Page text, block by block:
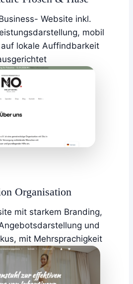
Website inkl.
mobil
lokale Auffindbarkeit
Organisation
mit starkem Branding,
und
mit Mehrsprachigkeit